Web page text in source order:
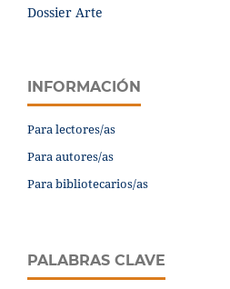
Dossier Arte
INFORMACIÓN
Para lectores/as
Para autores/as
Para bibliotecarios/as
PALABRAS CLAVE